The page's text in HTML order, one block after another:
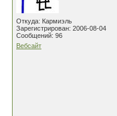
Откуда: Кармиэль
Зарегистрирован: 2006-08-04
Сообщений: 96
Вебсайт